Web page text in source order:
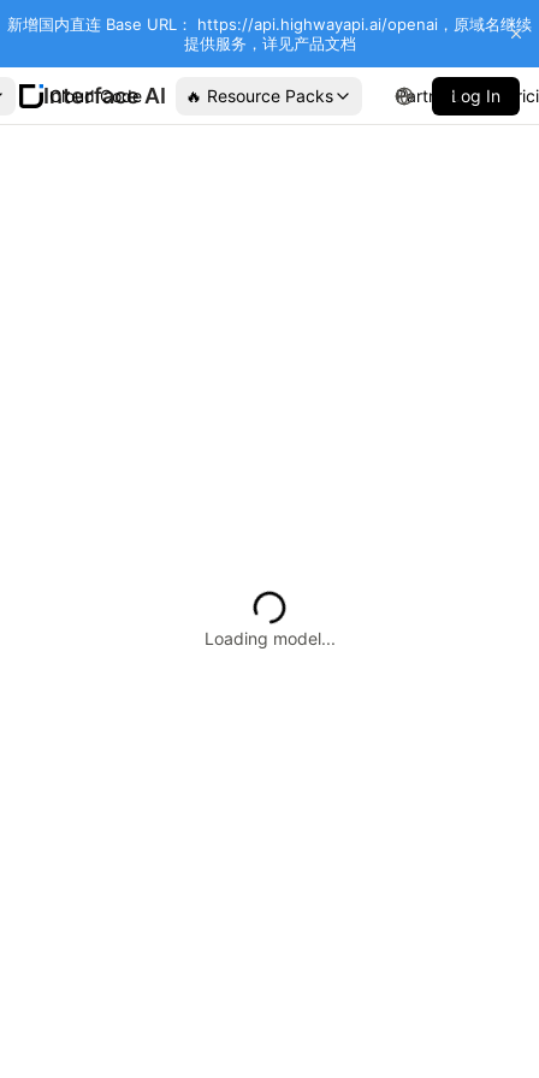
新增国内直连 Base URL： https://api.highwayapi.ai/openai，原域名继续
提供服务，详见产品文档
Interface AI
Cloud Code 🔥 Resource Packs PartnersLog In
Loading model...